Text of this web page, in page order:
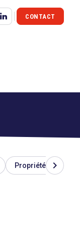
CONTACT
Propriété chevron_right